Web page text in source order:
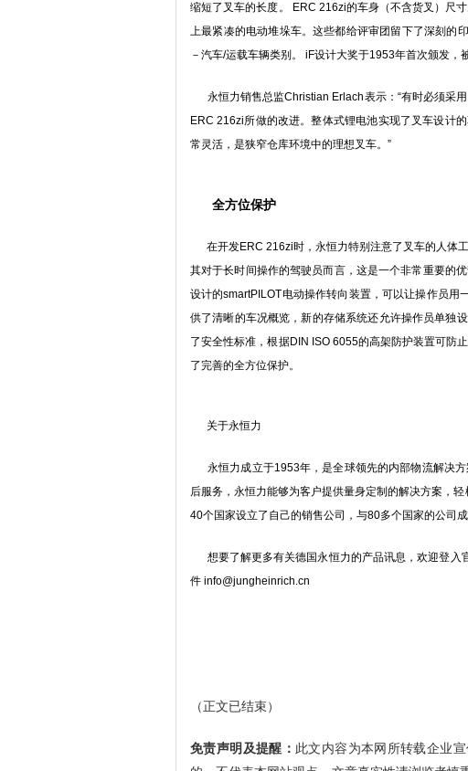
缩短了叉车的长度。 ERC 216zi的车身（不含货叉）尺
上最紧凑的电动堆垛车。这些都给评审团留下了深刻的
－汽车/运载车辆类别。 iF设计大奖于1953年首次颁发，
永恒力销售总监Christian Erlach表示：“有时必须采
ERC 216zi所做的改进。整体式锂电池实现了叉车设计
常灵活，是狭窄仓库环境中的理想叉车。”
全方位保护
在开发ERC 216zi时，永恒力特别注意了叉车的人体
其对于长时间操作的驾驶员而言，这是一个非常重要的
设计的smartPILOT电动操作转向装置，可以让操作员
供了清晰的车况概览，新的存储系统还允许操作员单独
了安全性标准，根据DIN ISO 6055的高架防护装置可防
了完善的全方位保护。
关于永恒力
永恒力成立于1953年，是全球领先的内部物流解决方
后服务，永恒力能够为客户提供量身定制的解决方案，
40个国家设立了自己的销售公司，与80多个国家的公司成
想要了解更多有关德国永恒力的产品讯息，欢迎登入
件 info@jungheinrich.cn
（正文已结束）
免责声明及提醒： 此文内容为本网所转载企业